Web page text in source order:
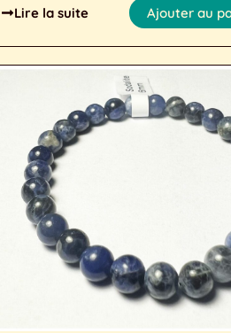
Lire la suite Ajouter au